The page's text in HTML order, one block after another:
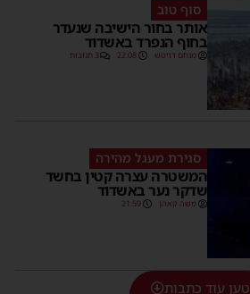
סוף טוב
אותר בחור הישיבה שנעדר
בחוף הנפרד באשדוד
מנחם דויטש 22:08 3 תגובות
סגירת מעגל מהירה
המשטרה עצרה קטין בחשד
שדקר נער באשדוד
משה קאהן 21:59
טען עוד כתבות